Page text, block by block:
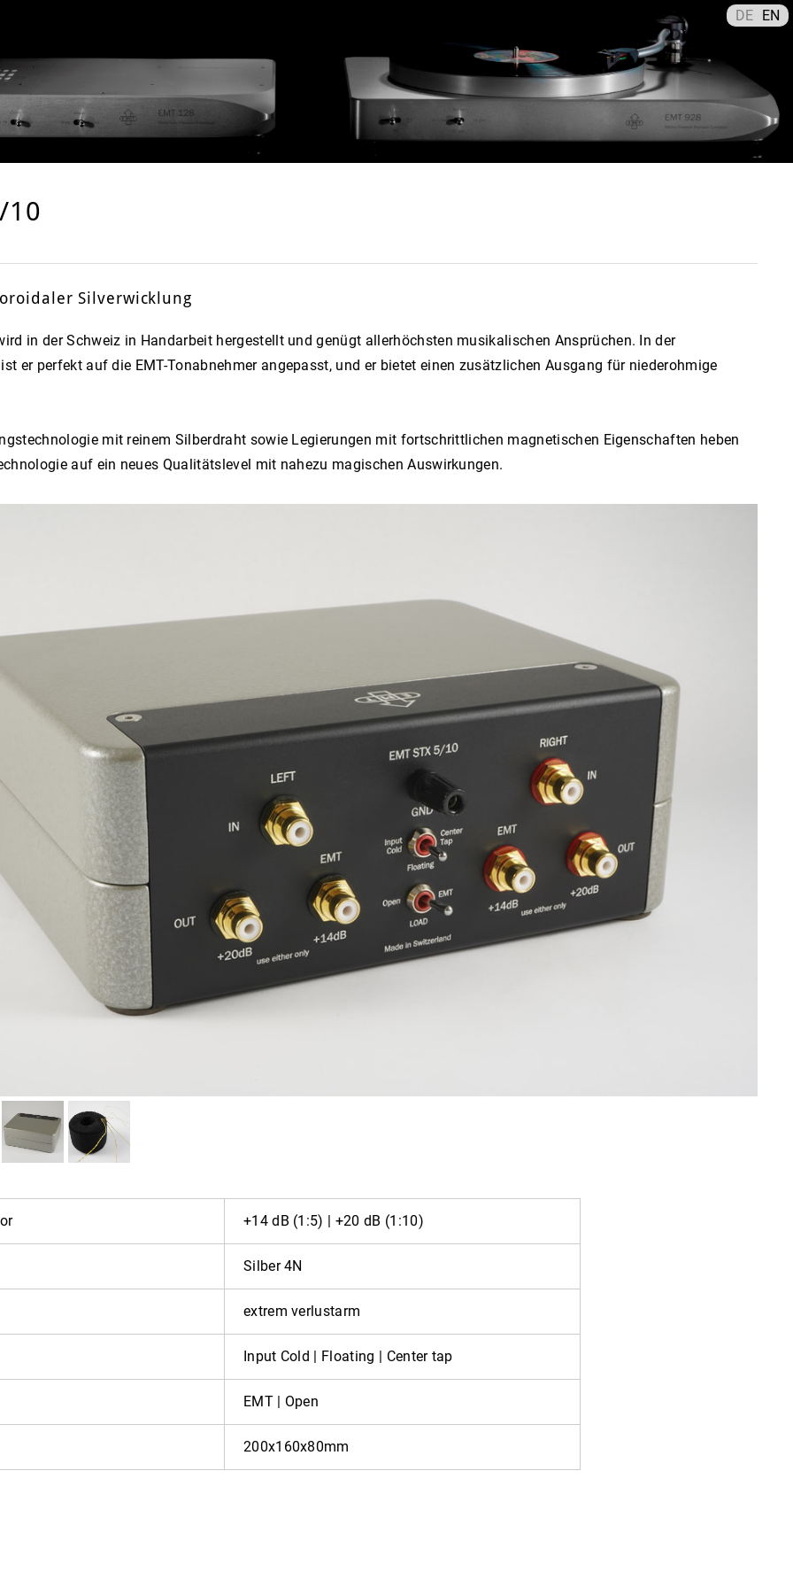
10
Silverwicklung
in der Schweiz in Handarbeit hergestellt und genügt allerhöchsten musikalischen Ansprüchen. In der
er perfekt auf die EMT-Tonabnehmer angepasst, und er bietet einen zusätzlichen Ausgang für niederohmige
mit reinem Silberdraht sowie Legierungen mit fortschrittlichen magnetischen Eigenschaften heben
auf ein neues Qualitätslevel mit nahezu magischen Auswirkungen.
+14 dB (1:5) | +20 dB (1:10)
Silber 4N
extrem verlustarm
Input Cold | Floating | Center tap
EMT | Open
200x160x80mm
DE EN